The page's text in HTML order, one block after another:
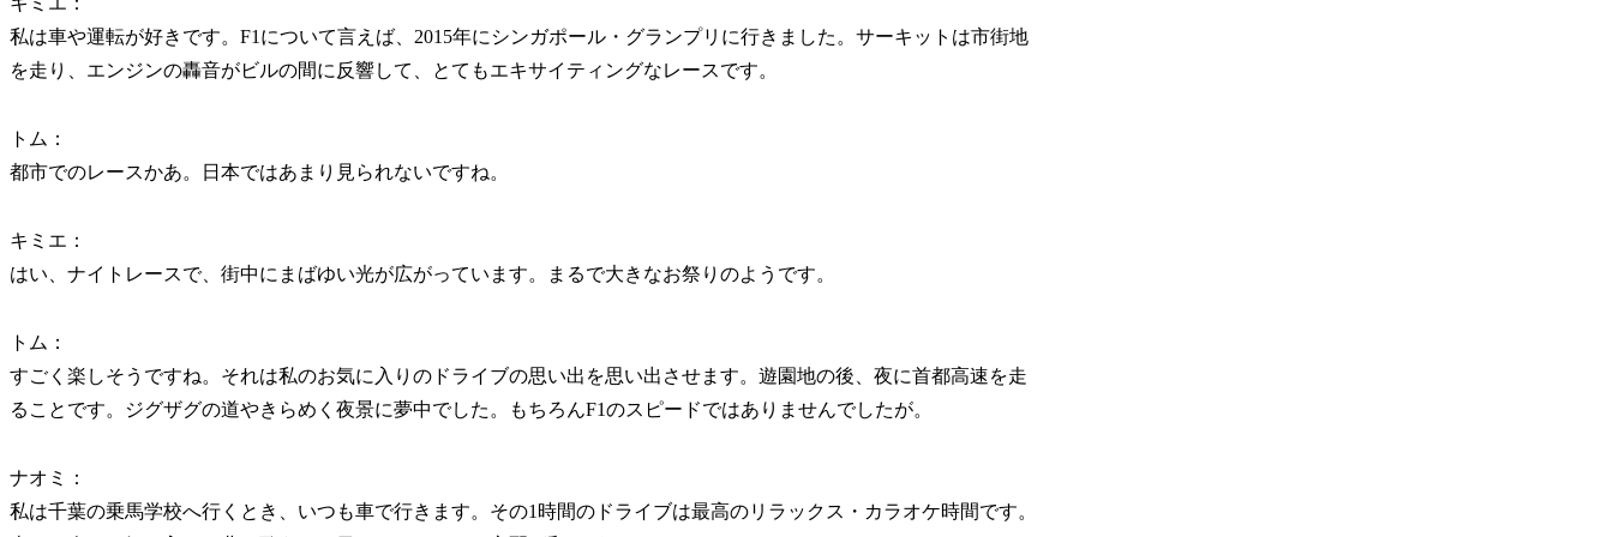
私は車や運転が好きです。F1について言えば、2015年にシンガポール・グランプリに行きました。サーキットは市街地
を走り、エンジンの轟音がビルの間に反響して、とてもエキサイティングなレースです。
トム：
都市でのレースかあ。日本ではあまり見られないですね。
キミエ：
はい、ナイトレースで、街中にまばゆい光が広がっています。まるで大きなお祭りのようです。
トム：
すごく楽しそうですね。それは私のお気に入りのドライブの思い出を思い出させます。遊園地の後、夜に首都高速を走
ることです。ジグザグの道やきらめく夜景に夢中でした。もちろんF1のスピードではありませんでしたが。
ナオミ：
私は千葉の乗馬学校へ行くとき、いつも車で行きます。その1時間のドライブは最高のリラックス・カラオケ時間です。